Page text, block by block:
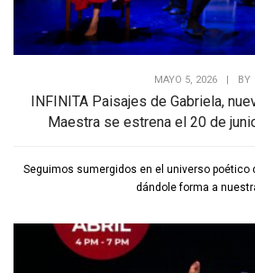
MAYO 5, 2026 | BY
INFINITA Paisajes de Gabriela,
Maestra se estrena el 20 de
Seguimos sumergidos en el universo poético
dándole forma a